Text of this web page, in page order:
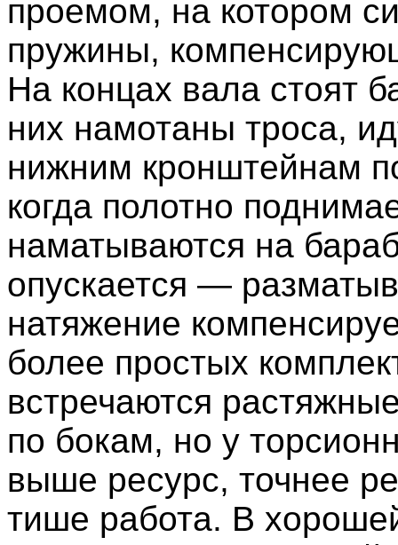
проемом, на котором
пружины,
На концах вала стоят
них намотаны троса,
нижним кронштейнам
когда полотно
наматываются на
опускается —
натяжение
более простых
встречаются
по бокам, но у
выше ресурс, точнее
тише работа. В